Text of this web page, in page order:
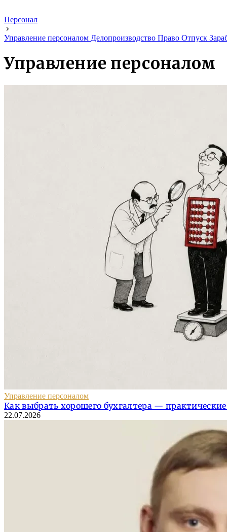
Персонал
Управление персоналом Делопроизводство Право Отпуск
Управление персоналом
Управление персоналом
Как выбрать хорошего бухгалтера —
22.07.2026